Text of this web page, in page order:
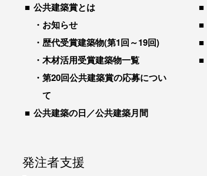
公共建築賞とは
お知らせ
歴代受賞建築物(第1回～19回)
木材活用受賞建築物一覧
第20回公共建築賞の応募につい
て
公共建築の日／公共建築月間
発注者支援